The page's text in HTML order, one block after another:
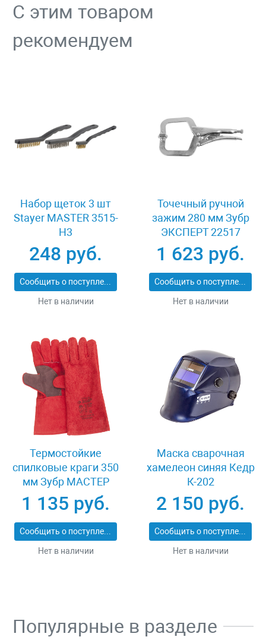
С этим товаром
рекомендуем
Набор щеток 3 шт
Stayer MASTER 3515-
H3
248 руб.
Сообщить о поступлении
Нет в наличии
Точечный ручной
зажим 280 мм Зубр
ЭКСПЕРТ 22517
1 623 руб.
Сообщить о поступлении
Нет в наличии
Термостойкие
спилковые краги 350
мм Зубр МАСТЕР
11334-XL
1 135 руб.
Сообщить о поступлении
Нет в наличии
Маска сварочная
хамелеон синяя Кедр
К-202
2 150 руб.
Сообщить о поступлении
Нет в наличии
Популярные в разделе